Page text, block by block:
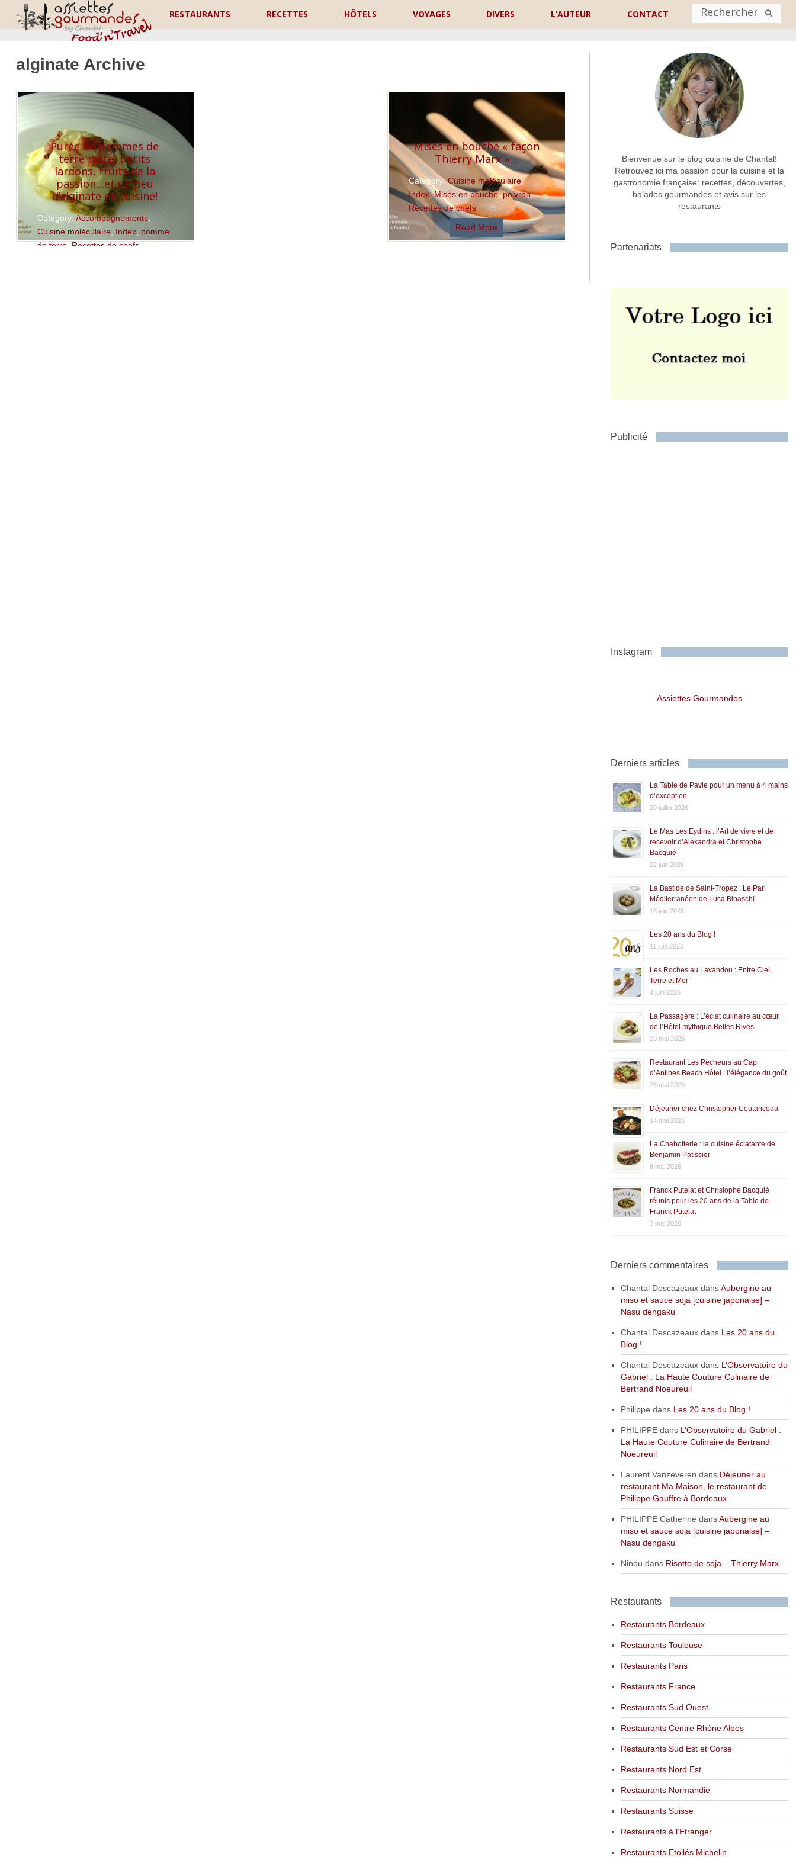
RESTAURANTS RECETTES HÔTELS VOYAGES DIVERS L’AUTEUR CONTACT
Nom
Adresse de contact
Commentaire ou message *
alginate Archive
Purée de pommes de
terre ratte, petits
lardons, fruits de la
passion…et un peu
d’alginate en cuisine!
Category:Accompagnements,
Cuisine moléculaire
Index, pomme
de terre,Recettes de chefs,
Mises en bouche « façon
Thierry Marx »…
Category:Cuisine moléculaire,
Index,Mises en bouche,poivron,
Recettes de chefs
Read More
Bienvenue sur le blog cuisine de Chantal!
Retrouvez ici ma passion pour la cuisine et la
gastronomie française: recettes, découvertes,
balades gourmandes et avis sur les
restaurants
Partenariats
Publicité
Instagram
Assiettes Gourmandes
Derniers articles
La Table de Pavie pour un menu à 4 mains
d’exception
20 juillet 2026
Le Mas Les Eydins : l’Art de vivre et de
recevoir d’Alexandra et Christophe
Bacquié
22 juin 2026
La Bastide de Saint-Tropez : Le Pari
Méditerranéen de Luca Binaschi
16 juin 2026
Les 20 ans du Blog !
11 juin 2026
Les Roches au Lavandou : Entre Ciel,
Terre et Mer
4 juin 2026
La Passagère : L’éclat culinaire au cœur
de l’Hôtel mythique Belles Rives
29 mai 2026
Restaurant Les Pêcheurs au Cap
d’Antibes Beach Hôtel : l’élégance du goût
26 mai 2026
Déjeuner chez Christopher Coutanceau
14 mai 2026
La Chabotterie : la cuisine éclatante de
Benjamin Patissier
8 mai 2026
Franck Putelat et Christophe Bacquié
réunis pour les 20 ans de la Table de
Franck Putelat
3 mai 2026
Derniers commentaires
Chantal DescazeauxdansAubergine au
miso et sauce soja [cuisine japonaise] –
Nasu dengaku
Chantal Descazeauxdans Les 20 ans du
Blog !
Chantal Descazeauxdans L’Observatoire du
Gabriel : La Haute Couture Culinaire de
Bertrand Noeureuil
Philippe dans Les 20 ans du Blog !
PHILIPPEdans L’Observatoire du Gabriel :
La Haute Couture Culinaire de Bertrand
Noeureuil
Laurent Vanzeveren dans Déjeuner au
restaurant Ma Maison, le restaurant de
Philippe Gauffre à Bordeaux
PHILIPPE Catherine dansAubergine au
miso et sauce soja [cuisine japonaise] –
Nasu dengaku
Ninou dans Risotto de soja – Thierry Marx
Restaurants
Restaurants Bordeaux
Restaurants Toulouse
Restaurants Paris
Restaurants France
Restaurants Sud Ouest
Restaurants Centre Rhône Alpes
Restaurants Sud Est et Corse
Restaurants Nord Est
Restaurants Normandie
Restaurants Suisse
Restaurants à l’Etranger
Restaurants Etoilés Michelin